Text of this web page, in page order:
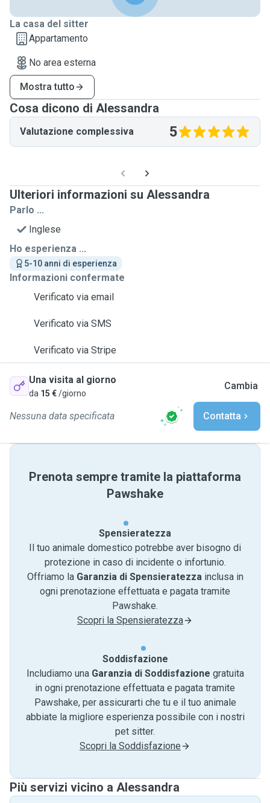
La casa del sitter
Appartamento
No area esterna
Mostra tutto
Cosa dicono di Alessandra
Valutazione complessiva 5
Ulteriori informazioni su Alessandra
Parlo ...
Inglese
Ho esperienza ...
5-10 anni di esperienza
Informazioni confermate
Verificato via email
Verificato via SMS
Verificato via Stripe
Una visita al giorno
da 15 €/giorno
Cambia
Nessuna data specificata Contatta
Prenota sempre tramite la piattaforma
Pawshake
Spensieratezza
Il tuo animale domestico potrebbe aver bisogno di
protezione in caso di incidente o infortunio.
Offriamo la Garanzia di Spensieratezzainclusa in
ogni prenotazione effettuata e pagata tramite
Pawshake.
Scopri la Spensieratezza
Soddisfazione
Includiamo una Garanzia di Soddisfazione gratuita
in ogni prenotazione effettuata e pagata tramite
Pawshake, per assicurarti che tu e il tuo animale
abbiate la migliore esperienza possibile con i nostri
pet sitter.
Scopri la Soddisfazione
Più servizi vicino a Alessandra